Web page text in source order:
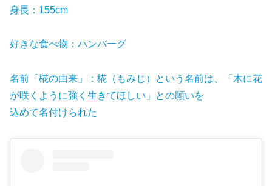
身長：155cm
好きな食べ物：ハンバーグ
名前「椛の由来」：椛（もみじ）という名前は、「木に花
が咲くように強く生きてほしい」との願いを
込めて名付けられた